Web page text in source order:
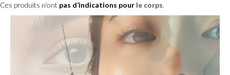
Ces produits n’ont pas d’indications pour le corps.